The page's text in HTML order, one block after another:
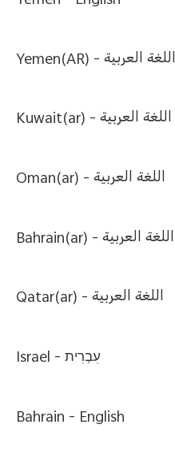
Yemen(AR) -اللغة العربية
Kuwait(ar) -اللغة العربية
Oman(ar) -اللغة العربية
Bahrain(ar) -اللغة العربية
Qatar(ar) -اللغة العربية
Israel -עִבְרִית
Bahrain - English